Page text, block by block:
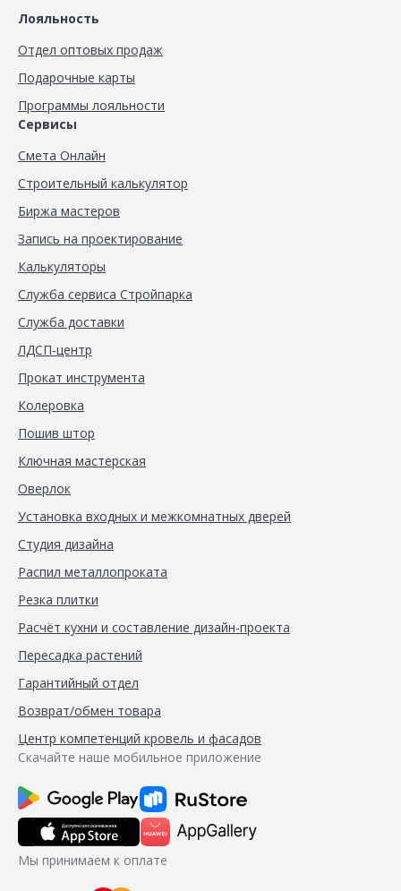
Лояльность
Отдел оптовых продаж
Подарочные карты
Программы лояльности
Сервисы
Смета Онлайн
Строительный калькулятор
Биржа мастеров
Запись на проектирование
Калькуляторы
Служба сервиса Стройпарка
Служба доставки
ЛДСП-центр
Прокат инструмента
Колеровка
Пошив штор
Ключная мастерская
Оверлок
Установка входных и межкомнатных дверей
Студия дизайна
Распил металлопроката
Резка плитки
Расчёт кухни и составление дизайн-проекта
Пересадка растений
Гарантийный отдел
Возврат/обмен товара
Центр компетенций кровель и фасадов
Скачайте наше мобильное приложение
Мы принимаем к оплате